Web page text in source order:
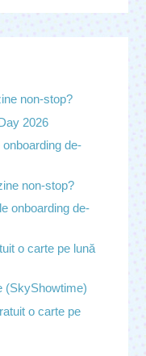
non-stop?
2026
de-
non-stop?
onboarding de-
o carte pe lună
(SkyShowtime)
o carte pe